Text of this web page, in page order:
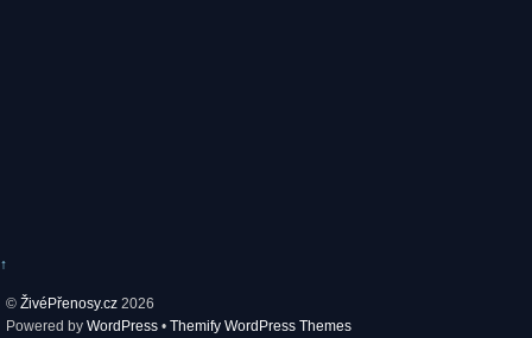
↑
© ŽivéPřenosy.cz 2026
Powered by WordPress • Themify WordPress Themes